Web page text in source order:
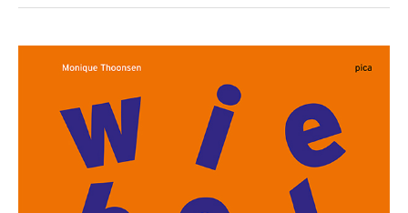
mensen
verstandelijke
beperking